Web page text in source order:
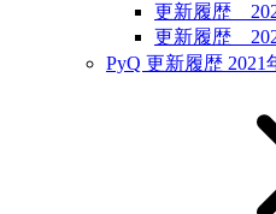
更新履歴
更新履歴
PyQ 更新履歴 2021